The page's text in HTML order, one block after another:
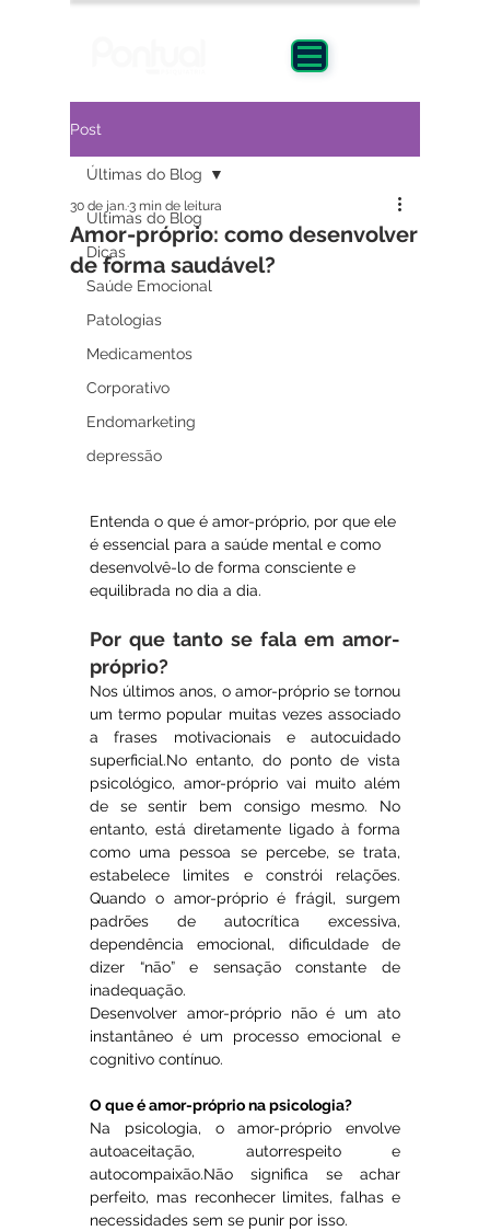
Post
Últimas do Blog
Dicas
Saúde Emocional
Patologias
Medicamentos
Corporativo
Endomarketing
depressão
Últimas do Blog
Amor-próprio: como desenvolver
de forma saudável?
30 de jan.3 min de leitura
Entenda o que é amor-próprio, por que ele
é essencial para a saúde mental e como
desenvolvê-lo de forma consciente e
equilibrada no dia a dia.
Por que tanto se fala em amor-
próprio?
Nos últimos anos, o amor-próprio se tornou
um termo popular muitas vezes associado
superficial.No entanto, do ponto de vista
psicológico, amor-próprio vai muito além
de se sentir bem consigo mesmo. No
entanto, está diretamente ligado à forma
como uma pessoa se percebe, se trata,
estabelece limites e constrói relações.
Quando o amor-próprio é frágil, surgem
padrões de autocrítica excessiva,
dependência emocional, dificuldade de
dizer “não” e sensação constante de
inadequação.
Desenvolver amor-próprio não é um ato
instantâneo é um processo emocional e
cognitivo contínuo.
O que é amor-próprio na psicologia?
Na psicologia, o amor-próprio envolve
autoaceitação, autorrespeito e
autocompaixão.Não significa se achar
perfeito, mas reconhecer limites, falhas e
necessidades sem se punir por isso.